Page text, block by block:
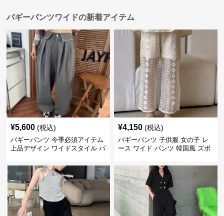
バギーパンツワイドの新着アイテム
¥5,600 (税込)
バギーパンツ 今季必須アイテム
上品デザイン ワイドスタイル パ
¥4,150 (税込)
バギーパンツ 子供服 女の子 レ
ース ワイド パンツ 韓国風 ズボ